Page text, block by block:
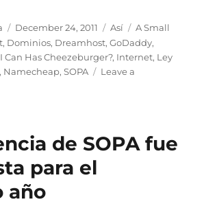
Posted
on
December 24, 2011 Categories
Así Tags
A Small
, Dominios, Dreamhost,GoDaddy,
I Can Has Cheezeburger?, Internet, Ley
, Namecheap,SOPA
Leave a
de SOPA fue
para el
año